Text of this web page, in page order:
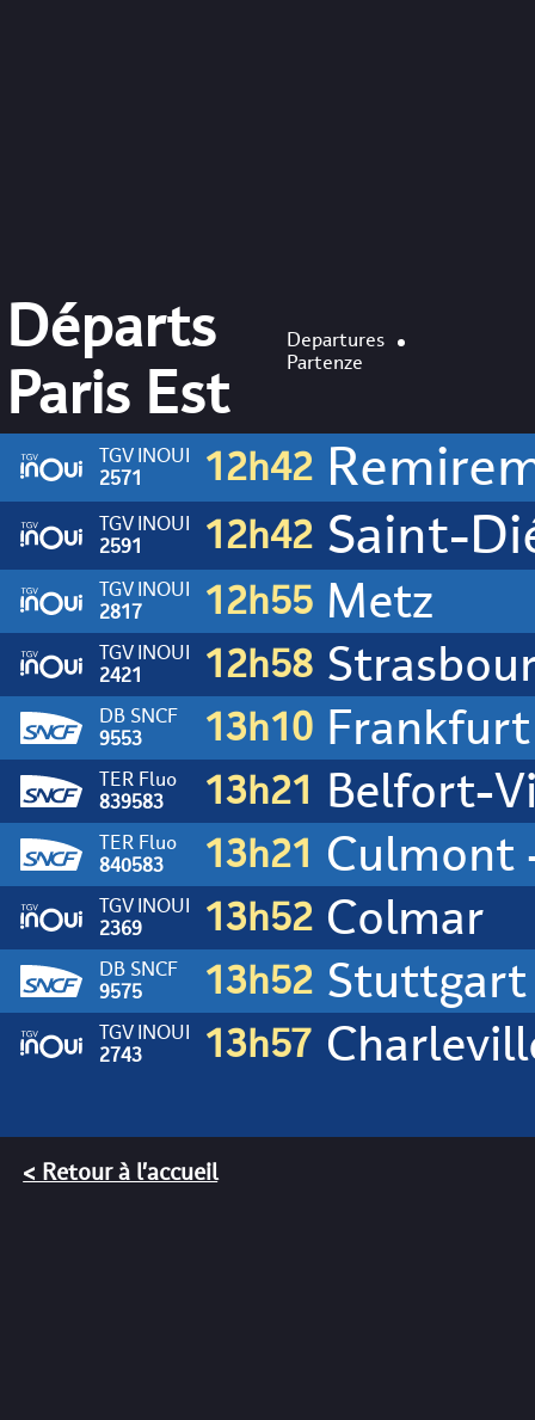
Départs
Paris Est
Departures
Partenze
TGV INOUI
2571
12h42
TGV INOUI
2591
12h42
Saint-Dié-
TGV INOUI
2817
12h55 Metz
TGV INOUI
2421
12h58
DB SNCF
9553
13h10
TER Fluo
839583
13h21 Belfort-
TER Fluo
840583
13h21 Culmont
TGV INOUI
2369
13h52 Colmar
DB SNCF
9575
13h52
TGV INOUI
2743
13h57
< Retour à l'accueil